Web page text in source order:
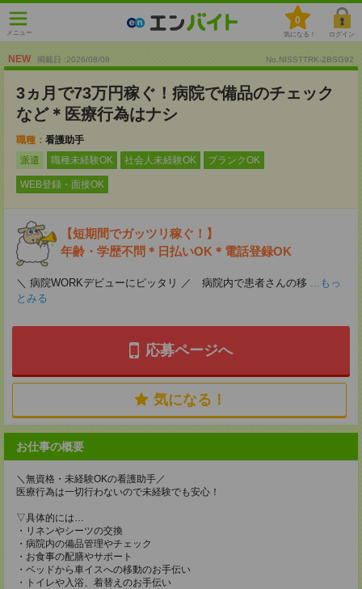
メニュー
0
気になる！ ログイン
NEW 掲載日 :2026/08/08 No.NISSTTRK-2BSG92
3ヵ月で73万円稼ぐ！病院で備品のチェック
など＊医療行為はナシ
職種： 看護助手
派遣
職種未経験OK 社会人未経験OK ブランクOK
WEB登録・面接OK
【短期間でガッツリ稼ぐ！】
年齢・学歴不問＊日払いOK＊電話登録OK
＼ 病院WORKデビューにピッタリ ／ 病院内で患者さんの移 ...もっ
とみる
応募ページへ
気になる！
お仕事の概要
＼無資格・未経験OKの看護助手／
医療行為は一切行わないので未経験でも安心！
▽具体的には…
・リネンやシーツの交換
・病院内の備品管理やチェック
・お食事の配膳やサポート
・ベッドから車イスへの移動のお手伝い
・トイレや入浴、着替えのお手伝い